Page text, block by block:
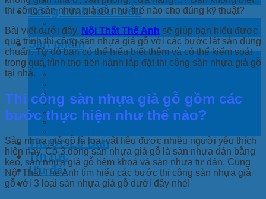
Công trình tiêu biểu
Cửa nhựa
Sản phẩm
Cửa nhựa gỗ Composite
Cửa nhựa ABS Hàn Quốc
Cửa nhựa hai cánh
Tủ bếp nhựa vân gỗ
Tủ cầu thang + Vách ngăn
Tấm ốp trang trí
Thước Lỗ Ban
Tin tức
Ưu đãi
thi công sàn nhựa giả gỗ như thế nào cho đúng kỹ thuật?
Bài viết dưới đây, Nội Thất Thế Anh sẽ giúp bạn hiểu được
quá trình thi công sàn nhựa giả gỗ với các bước lát sàn đúng
chuẩn. Từ đó bạn có thể hiểu biết thêm và có thể kiếm soát
trong quá trình thợ tiến hành lắp đặt thi công sàn nhựa giả gỗ
tại nhà.
Thi công sàn nhựa giả gỗ gồm các
bước thực hiện như thế nào?
Sàn nhựa giả gỗ là loại vật liệu được nhiều người yêu thích
hiện nay. Có 3 dòng sàn nhựa giả gỗ là sàn nhựa dán bằng
keo, sàn nhựa giả gỗ hèm khoá và sàn nhựa tự dán. Cùng
Nội Thất Thế Anh tìm hiểu các bước thi công sàn nhựa giả
gỗ với 3 loại sàn nhựa giả gỗ dưới đây nhé!